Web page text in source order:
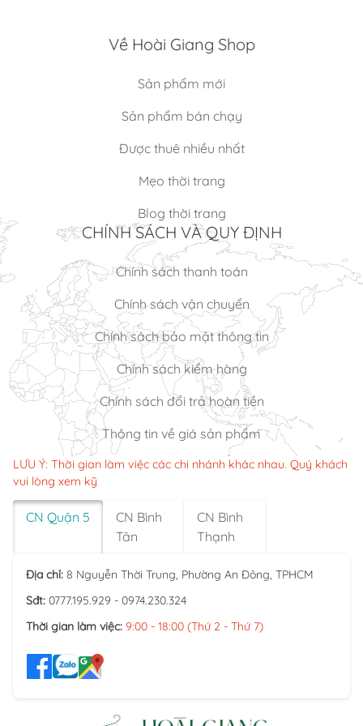
Về Hoài Giang Shop
Sản phẩm mới
Sản phẩm bán chạy
Được thuê nhiều nhất
Mẹo thời trang
Blog thời trang
CHÍNH SÁCH VÀ QUY ĐỊNH
Chính sách thanh toán
Chính sách vận chuyển
Chính sách bảo mật thông tin
Chính sách kiểm hàng
Chính sách đổi trả hoàn tiền
Thông tin về giá sản phẩm
LƯU Ý: Thời gian làm việc các chi nhánh khác nhau. Quý khách
vui lòng xem kỹ
CN Quận 5
CN Bình
Tân
CN Bình
Thạnh
Địa chỉ: 8 Nguyễn Thời Trung, Phường An Đông, TPHCM
Sđt: 0777.195.929 - 0974.230.324
Thời gian làm việc: 9:00 - 18:00 (Thứ 2 - Thứ 7)